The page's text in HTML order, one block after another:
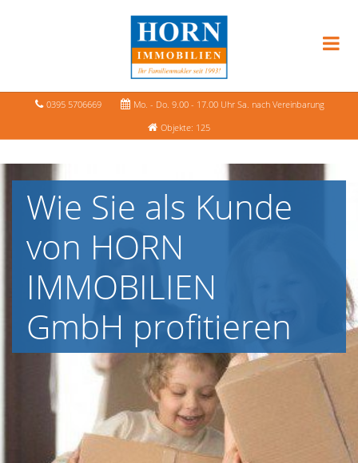
0395 5706669
Mo. - Do. 9.00 - 17.00 Uhr Sa. nach Vereinbarung
Objekte: 125
Wie Sie als Kunde
von HORN
IMMOBILIEN
GmbH profitieren